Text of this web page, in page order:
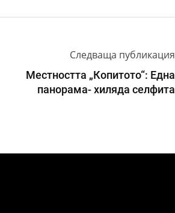
Следваща публикация
Местността „Копитото“: Една
панорама- хиляда селфита